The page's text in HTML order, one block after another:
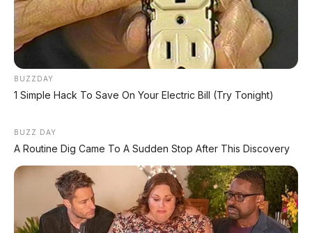
🔋 Info Mobil Listrik
⚡ Info Motor Listrik
🏍️ Info Motor Kawasaki
#PersijaJakarta
#MacanKemayoran
BUZZDAY
1 Simple Hack To Save On Your Electric Bill (Try Tonight)
BUZZ DAY
A Routine Dig Came To A Sudden Stop After This Discovery